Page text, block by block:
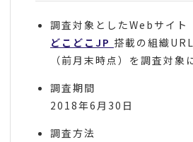
調査対象としたWebサイト
どこどこJP 搭載の組織
（前月末時点）を調査対象
調査期間
2018年6月30日
調査方法